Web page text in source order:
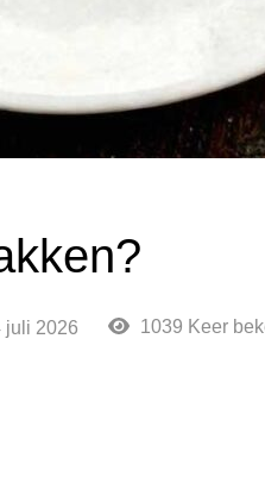
juli 2026 1039 Keer